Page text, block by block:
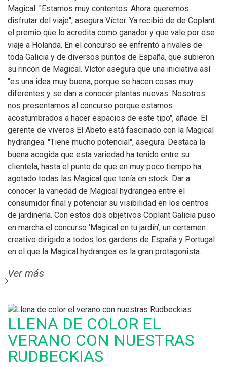
Magical. "Estamos muy contentos. Ahora queremos
disfrutar del viaje", asegura Víctor. Ya recibió de de Coplant
el premio que lo acredita como ganador y que vale por ese
viaje a Holanda. En el concurso se enfrentó a rivales de
toda Galicia y de diversos puntos de España, que subieron
su rincón de Magical. Víctor asegura que una iniciativa así
"es una idea muy buena, porque se hacen cosas muy
diferentes y se dan a conocer plantas nuevas. Nosotros
nos presentamos al concurso porque estamos
acostumbrados a hacer espacios de este tipo", añade. El
gerente de viveros El Abeto está fascinado con la Magical
hydrangea. "Tiene mucho potencial", asegura. Destaca la
buena acogida que esta variedad ha tenido entre su
clientela, hasta el punto de que en muy poco tiempo ha
agotado todas las Magical que tenía en stock. Dar a
conocer la variedad de Magical hydrangea entre el
consumidor final y potenciar su visibilidad en los centros
de jardinería. Con estos dos objetivos Coplant Galicia puso
en marcha el concurso ‘Magical en tu jardín’, un certamen
creativo dirigido a todos los gardens de España y Portugal
en el que la Magical hydrangea es la gran protagonista.
Ver más
LLENA DE COLOR EL
VERANO CON NUESTRAS
RUDBECKIAS